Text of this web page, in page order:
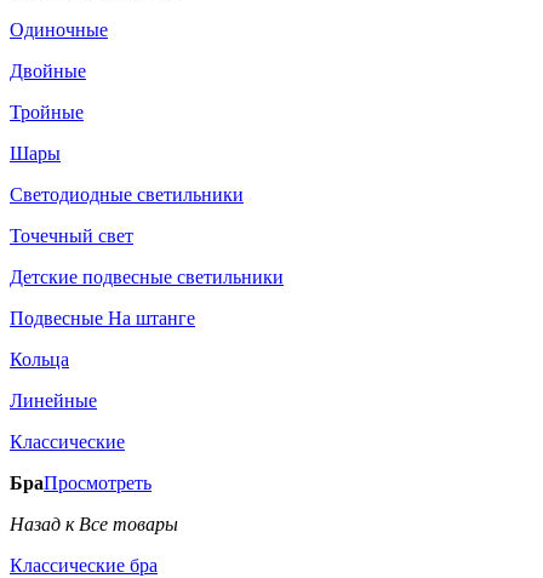
Одиночные
Двойные
Тройные
Шары
Светодиодные светильники
Точечный свет
Детские подвесные светильники
Подвесные На штанге
Кольца
Линейные
Классические
БраПросмотреть
Назад к Все товары
Классические бра